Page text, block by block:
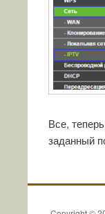
Все,
заданный